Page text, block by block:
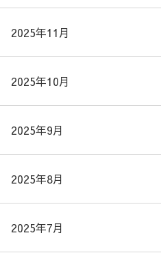
2025年11月
2025年10月
2025年9月
2025年8月
2025年7月